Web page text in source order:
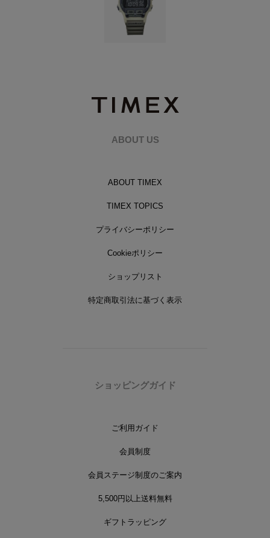
ABOUT US
ABOUT TIMEX
TIMEX TOPICS
プライバシーポリシー
Cookieポリシー
ショップリスト
特定商取引法に基づく表示
ショッピングガイド
ご利用ガイド
会員制度
会員ステージ制度のご案内
5,500円以上送料無料
ギフトラッピング